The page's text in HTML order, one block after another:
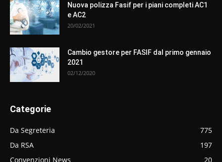
Nuova polizza Fasif per i piani completi AC1
e AC2
20/02/2021
Cambio gestore per FASIF dal primo gennaio
2021
02/12/2020
Categorie
Da Segreteria
775
Da RSA
197
Convenzioni News
20